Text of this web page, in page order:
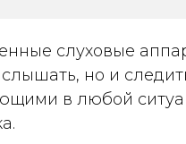
слуховые
но и
в любой